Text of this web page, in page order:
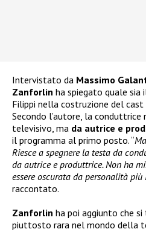
Intervistato da Massimo
Zanforlin ha spiegato quale sia
Filippi nella costruzione del cast
Secondo l’autore, la conduttrice
televisivo, ma da autrice e
il programma al primo posto. “
Riesce a spegnere la testa da
da autrice e produttrice. Non ha
essere oscurata da personalità
raccontato.
Zanforlin ha poi aggiunto che
piuttosto rara nel mondo della